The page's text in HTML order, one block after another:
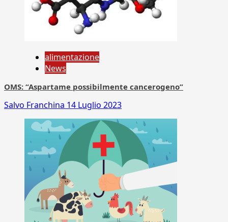
alimentazione
News
OMS: “Aspartame possibilmente cancerogeno”
Salvo Franchina 14 Luglio 2023